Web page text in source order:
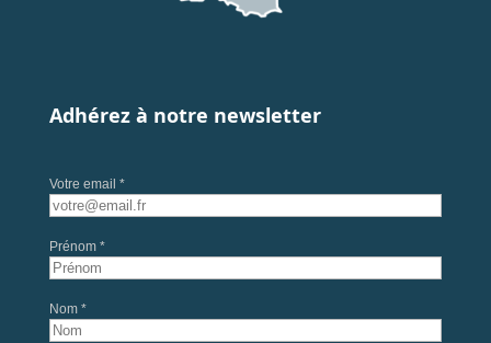
Adhérez à notre newsletter
Votre email *
Prénom *
Nom *